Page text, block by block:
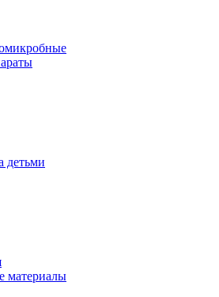
детьми
материалы